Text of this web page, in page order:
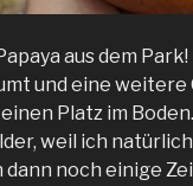
aus dem
und eine weitere
Platz im Boden.
weil ich
noch einige